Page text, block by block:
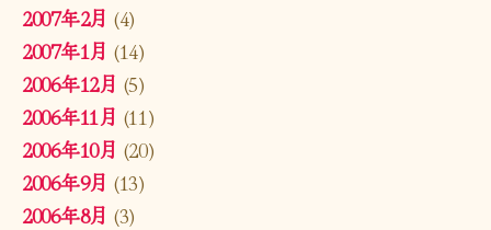
2007年2月 (4)
2007年1月 (14)
2006年12月 (5)
2006年11月 (11)
2006年10月 (20)
2006年9月 (13)
2006年8月 (3)